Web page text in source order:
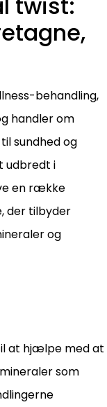
behandling,
handler om
sundhed og
udbredt i
en række
der tilbyder
og
at hjælpe med at
som